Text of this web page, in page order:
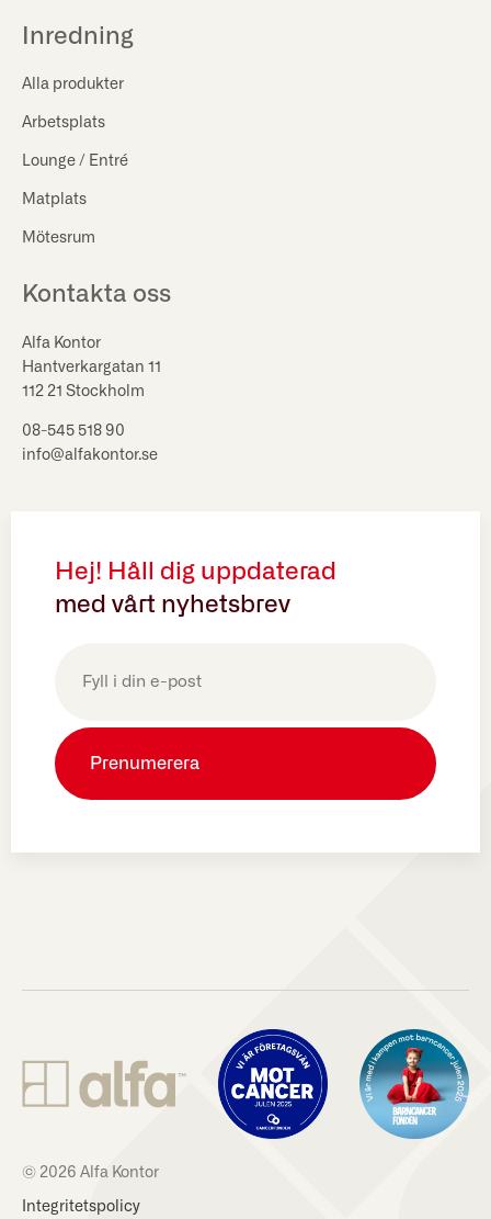
Inredning
Alla produkter
Arbetsplats
Lounge / Entré
Matplats
Mötesrum
Kontakta oss
Alfa Kontor
Hantverkargatan 11
112 21 Stockholm
08-545 518 90
info@alfakontor.se
Hej! Håll dig uppdaterad
med vårt nyhetsbrev
(Obligatoriskt)
© 2026 Alfa Kontor
Integritetspolicy